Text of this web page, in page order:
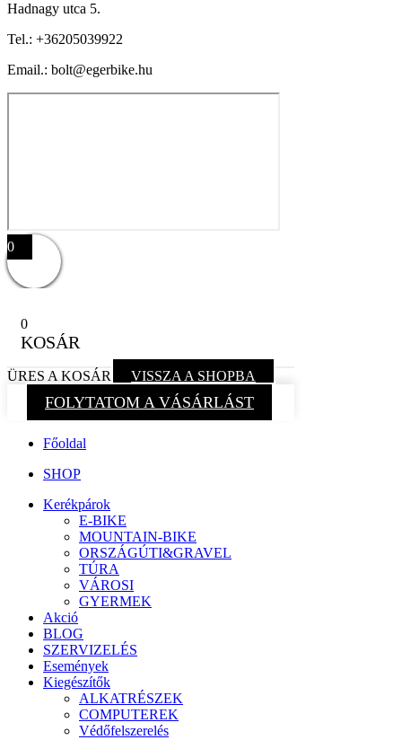
Hadnagy utca 5.
Tel.: +36205039922
Email.: bolt@egerbike.hu
0
0
KOSÁR
ÜRES A KOSÁR VISSZA A SHOPBA
FOLYTATOM A VÁSÁRLÁST
Főoldal
SHOP
Kerékpárok
E-BIKE
MOUNTAIN-BIKE
ORSZÁGÚTI&GRAVEL
TÚRA
VÁROSI
GYERMEK
Akció
BLOG
SZERVIZELÉS
Események
Kiegészítők
ALKATRÉSZEK
COMPUTEREK
Védőfelszerelés